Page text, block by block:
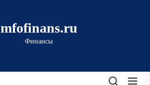
mfofinans.ru
Финансы